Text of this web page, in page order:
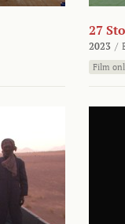
27
2023 /
Film